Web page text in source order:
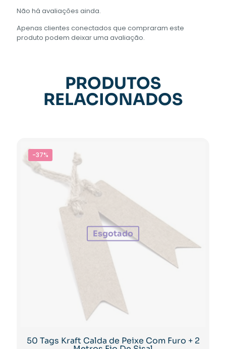
Não há avaliações ainda.
Apenas clientes conectados que compraram este
produto podem deixar uma avaliação.
PRODUTOS
RELACIONADOS
-37%
Esgotado
50 Tags Kraft Calda de Peixe Com Furo + 2